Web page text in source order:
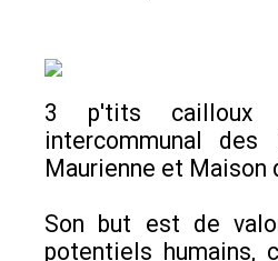
3 p'tits cailloux
intercommunal
Maurienne et Maison
Son but est de
potentiels humains,